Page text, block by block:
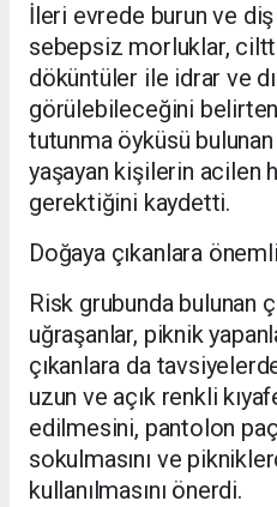
İleri evrede burun ve diş
sebepsiz morluklar,
döküntüler ile idrar ve
görülebileceğini
tutunma öyküsü
yaşayan kişilerin acilen
gerektiğini kaydetti.
Doğaya çıkanlara
Risk grubunda bulunan
uğraşanlar, piknik
çıkanlara da
uzun ve açık renkli
edilmesini, pantolon
sokulmasını ve
kullanılmasını önerdi.